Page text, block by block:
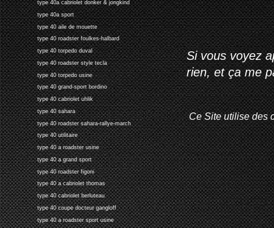
type 40a cabriolet donker & jongkind
type 40a sport
type 40 aile de mouette
type 40 roadster foulkes-halbard
type 40 torpedo duval
type 40 roadster style tecla
type 40 torpedo usine
type 40 grand-sport bordino
type 40 cabriolet uhlik
type 40 sahara
type 40 roadster sahara-rallye-march
type 40 utilitaire
type 40 a roadster usine
type 40 a grand sport
type 40 roadster figoni
type 40 a cabriolet thomas
type 40 cabriolet berluteau
type 40 coupe docteur gangloff
type 40 a roadster sport usine
Si vous voyez
rien, et ça me
Ce Site utilise des